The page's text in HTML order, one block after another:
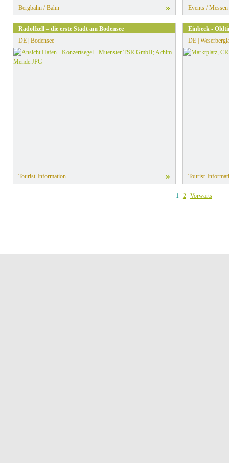
Bergbahn / Bahn » Events / Messen
Radolfzell – die erste Stadt am Bodensee
DE | Bodensee
Tourist-Information »
Einbeck -
DE |
Tourist-
1 2 Vorwärts